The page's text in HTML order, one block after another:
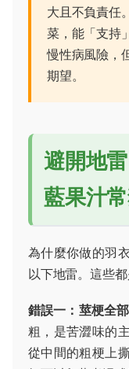
大且不負責任
菜，能「支持
慢性病風險，
期望。
避開地
藍果汁
為什麼你做的羽
以下地雷。這些
錯誤一：莖梗全部
粗，是苦澀味的
從中間的粗梗上